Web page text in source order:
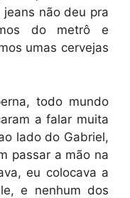
não deu pra
do metrô e
umas cervejas
todo mundo
a falar muita
lado do Gabriel,
passar a mão na
eu colocava a
e nenhum dos